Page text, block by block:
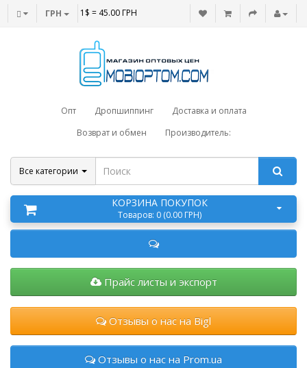
ГРН 1$ = 45.00 ГРН
Опт Дропшиппинг
Доставка и оплата
Возврат и обмен
Производитель:
Все категории
КОРЗИНА ПОКУПОК
Товаров: 0 (0.00 ГРН)
Прайс листы и экспорт
Отзывы о нас на Bigl
Отзывы о нас на Prom.ua